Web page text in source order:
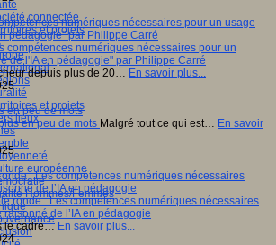
connectée
et projets
et projets
lieux
européenne
Hommes/Femmes
numériques nécessaires pour un usage
pédagogie" par Philippe Carré
depuis plus de 20… En savoir plus...
en peu de mots
Malgré tout ce qui est… En savoir
: Les compétences numériques nécessaires
de l’IA en pédagogie
le cadre… En savoir plus...